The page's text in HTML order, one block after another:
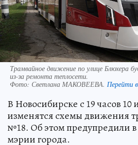
Трамвайное движение по улице Блюхера
из-за ремонта теплосети.
Фото: Светлана МАКОВЕЕВА. Перейти
В Новосибирске с 19 часов
изменятся схемы движения
№18. Об этом предупредили
мэрии города.